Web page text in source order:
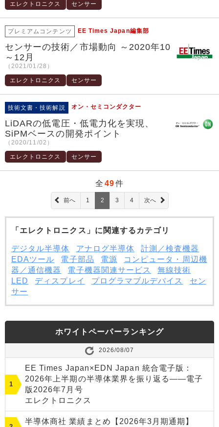
エレクトロニクス センサー
プレミアムコンテンツ EE Times Japan編集部
センサーの技術／市場動向 ～2020年10
～12月
（2021/01/28）
エレクトロニクス センサー
技術文書・技術解説 オン・セミコンダクター
LiDARの低電圧・低電力化を実現、
SiPMベースの開発ポイント
（2020/11/02）
エレクトロニクス センサー
全 49件
前へ 1 2 3 4 次へ
「エレクトロニクス」に関連するカテゴリ
デジタル半導体 アナログ半導体
計測／検査機器
EDAツール
電子部品 電源
コンピュータ・周辺機
器／通信機器
電子機器関連サービス
無線技術
LED
ディスプレイ プログラマブルデバイス
セン
サー
ホワイトペーパーランキング
2026/08/07
EE Times Japan×EDN Japan 統合電子版：
2026年上半期の半導体業界を振り返る――電子
版2026年7月号
エレクトロニクス
半導体商社 業績まとめ【2026年3月期通期】